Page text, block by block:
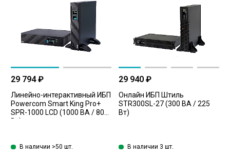
29 794 ₽
Линейно-интерактивный ИБП
Powercom Smart King Pro+
SPR-1000 LCD (1000 ВА / 800
Вт)
В наличии >50 шт.
29 940 ₽
Онлайн ИБП Штиль
STR300SL-27 (300 ВА / 225
Вт)
В наличии 3 шт.